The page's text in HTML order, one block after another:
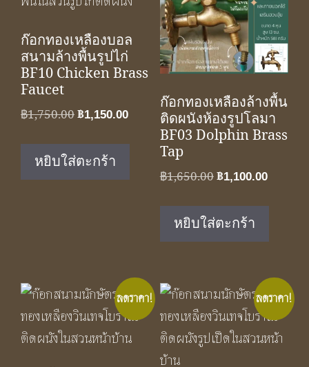
ก๊อกทองเหลืองบอล
สนามล้างพื้นรูปไก่
BF10 Chicken Brass
Faucet
฿1,750.00Original
฿1,750.00.
฿1,150.00Current
฿1,150.00.
หยิบใส่ตะกร้า
ก๊อกทองเหลืองล้างพื้น
ติดผนังห้องรูปโลมา
BF03 Dolphin Brass
Tap
฿1,650.00Original
฿1,650.00.
฿1,100.00
หยิบใส่ตะกร้า
ลดราคา! ลดราคา!